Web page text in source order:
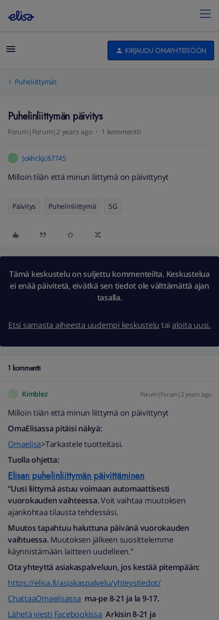
KIRJAUDU OMAYHTEISÖÖN
Puheliittymät
Puhelinliittymän päivitys
Forum|Forum|2 years ago 1 kommentti
Jokhckjc87745
Milloin tiiän että minun liittymä on päivittynyt
Päivitys Puhelinliittymä 5G
Tämä keskustelu on suljettu kommenteilta. Keskustelua
ei enää päivitetä, eivätkä sen tiedot ole välttämättä ajan
tasalla.
Etsi samasta aiheesta uudempi keskustelu tai aloita uusi.
1 kommentti
Kimblez Forum|Forum|2 years ago
Milloin tiiän että minun liittymä on päivittynyt
OmaElisassa pitäisi näkyä:
Omaelisa>Tarkastele tuotteitasi.
Tuolla ohjetta:
Elisan puhelinliittymän päivittäminen
“Uusi liittymä astuu voimaan automaattisesti
vuorokauden vaihteessa.Voit vaihtaa muutoksen
ajankohtaa tilausta tehdessäsi.
Muutos tapahtuu haluttuna päivänä vuorokauden
vaihtuessa.Muutoksen jälkeen suosittelemme
käynnistämään laitteen uudelleen.”
Ota yhteyttä asiakaspalveluun, jos kestää pitempään:
https://elisa.fi/asiakaspalvelu/yhteystiedot/
ChattaaOmaelisassa ma-pe 8-21 ja la 9-17.
Lähetä viesti Facebookissa Arkisin 8-21 ja